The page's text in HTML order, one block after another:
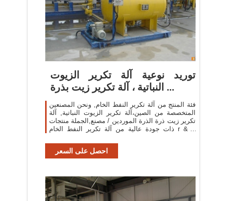
توريد نوعية آلة تكرير الزيوت
النباتية ، آلة تكرير زيت بذرة ...
فئة المنتج من آلة تكرير النفط الخام, ونحن المصنعين
المتخصصة من الصين،آلة تكرير الزيوت النباتية, آلة
تكرير زيت ذرة الذرة الموردين / مصنع,الجملة منتجات
ذات جودة عالية من آلة تكرير النفط الخام r & d
احصل على السعر